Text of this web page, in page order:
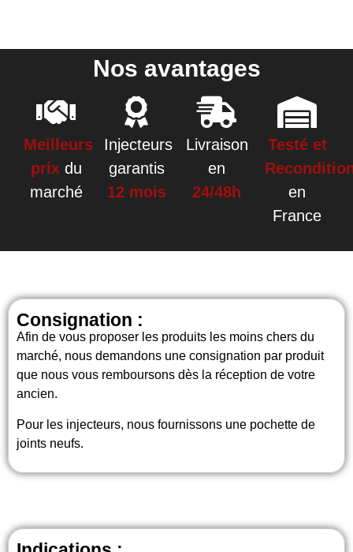
Nos avantages
Meilleurs
prixdu
marché
Injecteurs
garantis
12 mois
Livraison
en
24/48h
Testé et
en
France
Consignation :
Afin de vous proposer les produits les moins chers du
marché, nous demandons une consignation par produit
que nous vous remboursons dès la réception de votre
ancien.
Pour les injecteurs, nous fournissons une pochette de
joints neufs.